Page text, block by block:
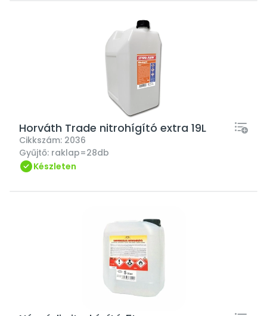
Horváth Trade nitrohígító extra 19L
Cikkszám: 2036
Gyűjtő: raklap=28db
Készleten